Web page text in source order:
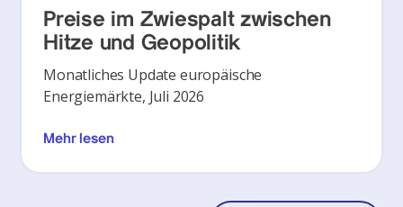
Preise im Zwiespalt zwischen
Hitze und Geopolitik
Monatliches Update europäische
Energiemärkte, Juli 2026
Mehr lesen